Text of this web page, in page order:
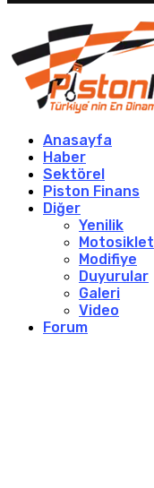
Anasayfa
Haber
Sektörel
Piston Finans
Diğer
Yenilik
Motosiklet
Modifiye
Duyurular
Galeri
Video
Forum